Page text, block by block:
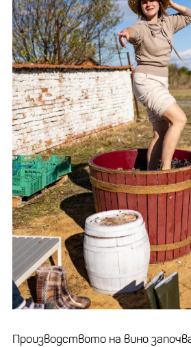
Производството на вино